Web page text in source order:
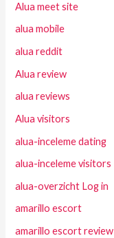
Alua meet site
alua mobile
alua reddit
Alua review
alua reviews
Alua visitors
alua-inceleme dating
alua-inceleme visitors
alua-overzicht Log in
amarillo escort
amarillo escort review